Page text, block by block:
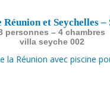
et Seychelles –
personnes – 4 chambres
villa seyche 002